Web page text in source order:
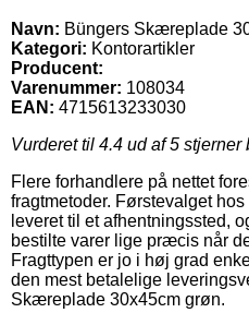
Navn: Büngers Skæreplade
Kategori: Kontorartikler
Producent:
Varenummer: 108034
EAN: 4715613233030
Vurderet til 4.4 ud af 5 stjerner
Flere forhandlere på nettet
fragtmetoder. Førstevalget
leveret til et afhentningssted,
bestilte varer lige præcis når
Fragttypen er jo i høj grad
den mest betalelige
Skæreplade 30x45cm grøn.